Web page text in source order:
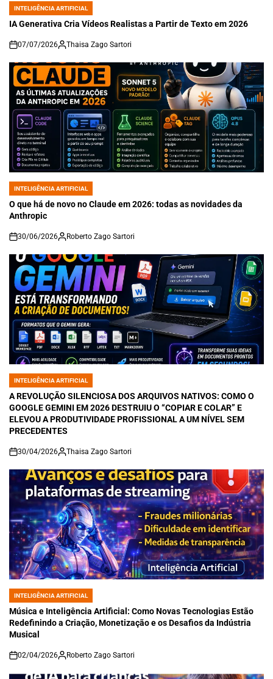
POSTED
IN
INTELIGÊNCIA ARTIFICIAL
IA Generativa Cria Vídeos Realistas a Partir de Texto em 2026
on
07/07/2026 Thaisa Zago Sartori
POSTED
IN
INTELIGÊNCIA ARTIFICIAL
O que há de novo no Claude em 2026: todas as novidades da
Anthropic
on
30/06/2026 Roberto Zago Sartori
POSTED
IN
INTELIGÊNCIA ARTIFICIAL
A REVOLUÇÃO SILENCIOSA DOS ARQUIVOS NATIVOS: COMO O
GOOGLE GEMINI EM 2026 DESTRUIU O “COPIAR E COLAR” E
ELEVOU A PRODUTIVIDADE PROFISSIONAL A UM NÍVEL SEM
PRECEDENTES
on
30/04/2026 Thaisa Zago Sartori
POSTED
IN
INTELIGÊNCIA ARTIFICIAL
Música e Inteligência Artificial: Como Novas Tecnologias Estão
Redefinindo a Criação, Monetização e os Desafios da Indústria
Musical
on
02/04/2026 Roberto Zago Sartori